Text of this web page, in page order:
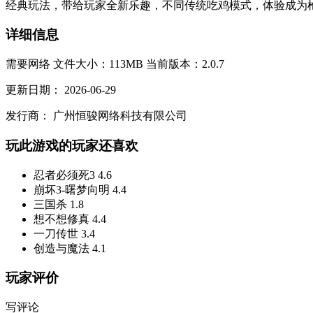
经典玩法，带给玩家全新乐趣，不同传统吃鸡模式，体验成为
详细信息
需要网络 文件大小：113MB 当前版本：2.0.7
更新日期： 2026-06-29
发行商： 广州恒骏网络科技有限公司
玩此游戏的玩家还喜欢
忍者必须死3 4.6
崩坏3-曙梦向明 4.4
三国杀 1.8
想不想修真 4.4
一刀传世 3.4
创造与魔法 4.1
玩家评价
写评论